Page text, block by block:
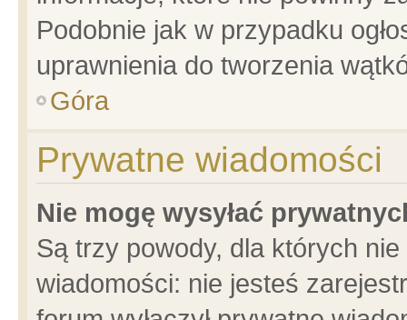
Podobnie jak w przypadku
uprawnienia do tworzenia
Góra
Prywatne wiadomości
Nie mogę wysyłać
Są trzy powody, dla których
wiadomości: nie jesteś